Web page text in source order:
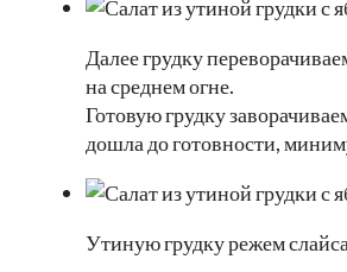
Далее грудку
на среднем огне.
Готовую грудку
дошла до готовности,
Утиную грудку режем